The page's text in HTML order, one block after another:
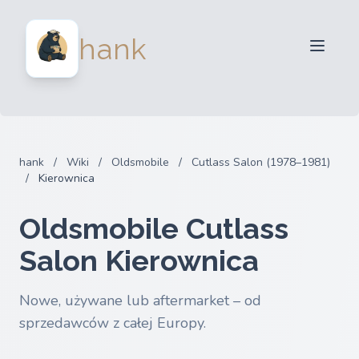
hankDla kupujących
hank / Wiki / Oldsmobile /
Cutlass Salon (1978–1981)
/
Kierownica
Oldsmobile Cutlass
Salon Kierownica
Nowe, używane lub aftermarket – od
sprzedawców z całej Europy.